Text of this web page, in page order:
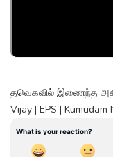
தவெகவில் இணைந்த
Vijay | EPS | Kumudam